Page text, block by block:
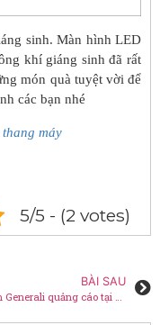
sinh. Màn hình LED
khí giáng sinh đã rất
món quà tuyệt vời để
các bạn nhé
máy
5/5 - (2 votes)
BÀI SAU
Bảo hiểm Generali quảng cáo tại LED Ô Chợ Dừa